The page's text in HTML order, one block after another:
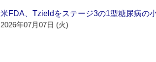
米FDA、Tzieldをステージ3の1型糖尿病の
2026年07月07日 (火)